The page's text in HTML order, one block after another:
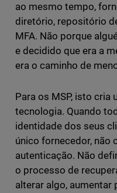
ao mesmo tempo,
diretório, repositório
MFA. Não porque
e decidido que era a
era o caminho de
Para os MSP, isto cria
tecnologia. Quando
identidade dos seus
único fornecedor, não
autenticação. Não
o processo de
alterar algo, aumentar